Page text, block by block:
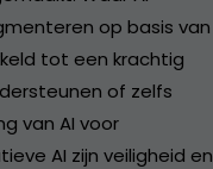
op basis van
tot een krachtig
of zelfs
van AI voor
AI zijn veiligheid en